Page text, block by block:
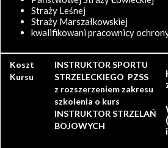
Straży Leśnej
Straży Marszałkowskiej
kwalifikowani pracownicy
Koszt
Kursu
INSTRUKTOR SPORTU
STRZELECKIEGO PZSS
z rozszerzeniem zakresu
szkolenia o kurs
INSTRUKTOR STRZELAŃ
BOJOWYCH